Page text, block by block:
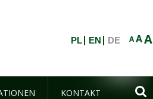
AAA
PL EN DE
KONTAKT 